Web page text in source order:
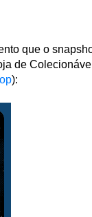
que o
de
):